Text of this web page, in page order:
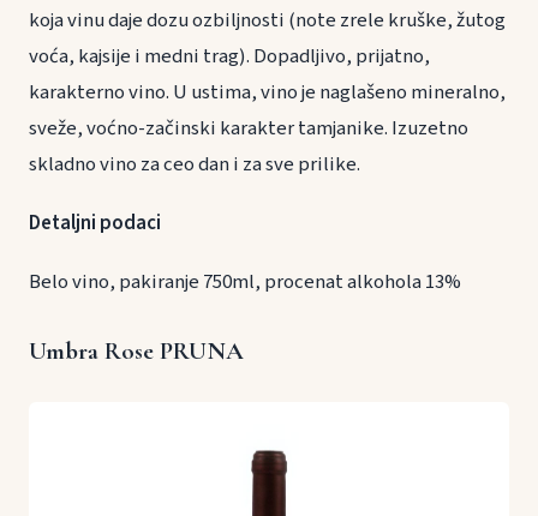
koja vinu daje dozu ozbiljnosti (note zrele kruške, žutog
voća, kajsije i medni trag). Dopadljivo, prijatno,
karakterno vino. U ustima, vino je naglašeno mineralno,
sveže, voćno-začinski karakter tamjanike. Izuzetno
skladno vino za ceo dan i za sve prilike.
Detaljni podaci
Belo vino, pakiranje 750ml, procenat alkohola 13%
Umbra Rose PRUNA